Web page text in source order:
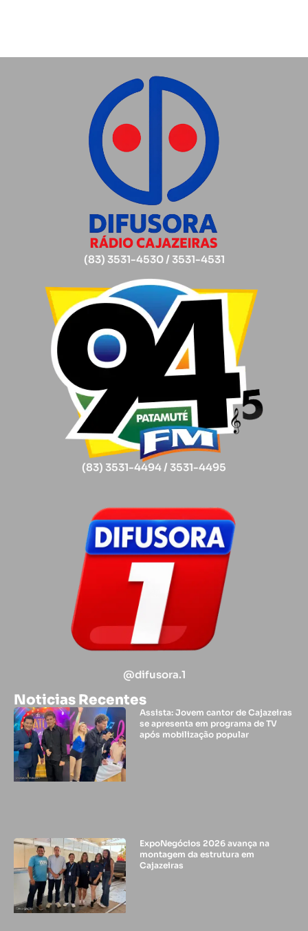
(83) 3531-4530 / 3531-4531
(83) 3531-4494 / 3531-4495
@difusora.1
Noticias Recentes
Assista: Jovem cantor de Cajazeiras
se apresenta em programa de TV
após mobilização popular
ExpoNegócios 2026 avança na
montagem da estrutura em
Cajazeiras